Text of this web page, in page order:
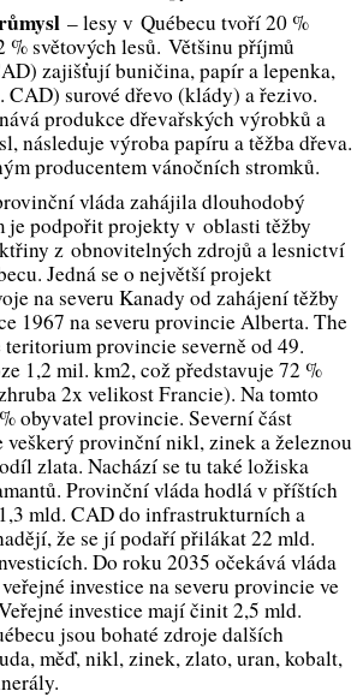
– lesy v Québecu tvoří 20 %
% světových lesů. Většinu příjmů
zajišťují buničina, papír a lepenka,
CAD) surové dřevo (klády) a řezivo.
produkce dřevařských výrobků a
následuje výroba papíru a těžba dřeva.
producentem vánočních stromků.
vláda zahájila dlouhodobý
je podpořit projekty v oblasti těžby
z obnovitelných zdrojů a lesnictví
Jedná se o největší projekt
na severu Kanady od zahájení těžby
1967 na severu provincie Alberta. The
provincie severně od 49.
1,2 mil. km2, což představuje 72 %
2x velikost Francie). Na tomto
obyvatel provincie. Severní část
veškerý provinční nikl, zinek a železnou
zlata. Nachází se tu také ložiska
Provinční vláda hodlá v příštích
mld. CAD do infrastrukturních a
že se jí podaří přilákat 22 mld.
Do roku 2035 očekává vláda
investice na severu provincie ve
investice mají činit 2,5 mld.
jsou bohaté zdroje dalších
měď, nikl, zinek, zlato, uran, kobalt,